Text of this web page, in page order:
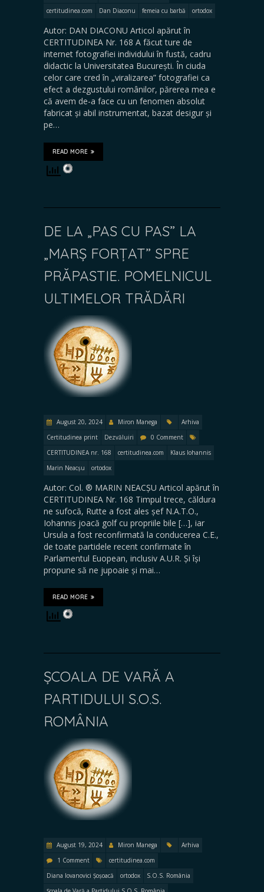
certitudinea.com
Dan Diaconu femeia cu barbă ortodox
Autor: DAN DIACONU Articol apărut în
CERTITUDINEA Nr. 168 A făcut ture de
internet fotografiei individului în fustă, cadru
didactic la Universitatea București. În ciuda
celor care cred în „viralizarea” fotografiei ca
efect a dezgustului românilor, părerea mea e
că avem de-a face cu un fenomen absolut
fabricat și abil instrumentat, bazat desigur și
pe…
READ MORE
DE LA „PAS CU PAS” LA
„MARȘ FORȚAT” SPRE
PRĂPASTIE. POMELNICUL
ULTIMELOR TRĂDĂRI
August 20, 2024 Miron Manega
Arhiva
Certitudinea print
Dezvăluiri
0 Comment
CERTITUDINEA nr. 168
certitudinea.com
Klaus Iohannis
Marin Neacșu
ortodox
Autor: Col. ® MARIN NEACȘU Articol apărut în
CERTITUDINEA Nr. 168 Timpul trece, căldura
ne sufocă, Rutte a fost ales șef N.A.T.O.,
Iohannis joacă golf cu propriile bile […], iar
Ursula a fost reconfirmată la conducerea C.E.,
de toate partidele recent confirmate în
Parlamentul Euopean, inclusiv A.U.R. Și își
propune să ne jupoaie și mai…
READ MORE
ȘCOALA DE VARĂ A
PARTIDULUI S.O.S.
ROMÂNIA
August 19, 2024 Miron Manega
Arhiva
1 Comment
certitudinea.com
Diana Iovanovici Șoșoacă
ortodox
S.O.S. România